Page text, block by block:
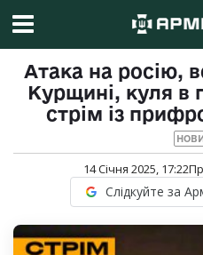
Атака на росію,
Курщині, куля в
стрім із
14 Січня 2025, 17:22
Слідкуйте за